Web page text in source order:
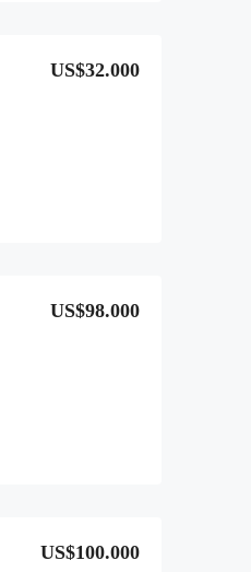
US$32.000
US$98.000
US$100.000